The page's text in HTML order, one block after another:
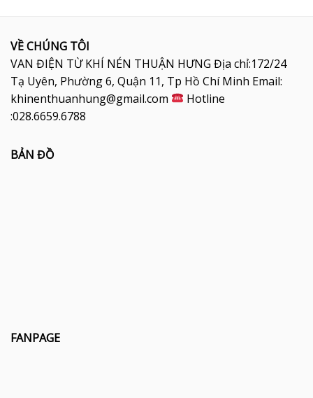
VỀ CHÚNG TÔI
VAN ĐIỆN TỪ KHÍ NÉN THUẬN HƯNG Địa chỉ:172/24
Tạ Uyên, Phường 6, Quận 11, Tp Hồ Chí Minh Email:
khinenthuanhung@gmail.com
Hotline
:028.6659.6788
BẢN ĐỒ
FANPAGE